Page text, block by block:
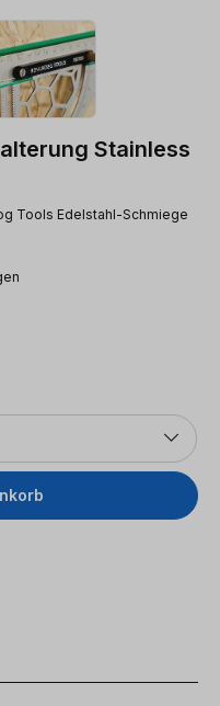
Stainless
Tools Edelstahl-Schmiege